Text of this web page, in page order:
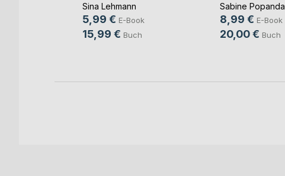
Sina Lehmann
5,99 € E-Book
15,99 € Buch
Sabine Popanda
8,99 € E-Book
20,00 € Buch